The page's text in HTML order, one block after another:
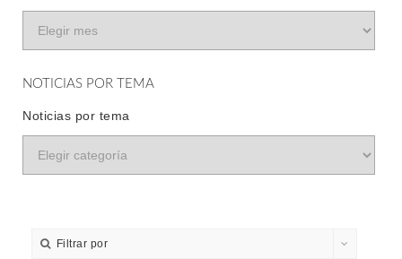
NOTICIAS POR TEMA
Noticias por tema
Filtrar por